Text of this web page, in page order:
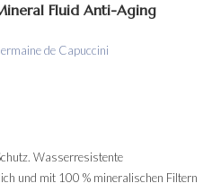
Fluid Anti-Aging
de Capuccini
Wasserresistente
und mit 100 % mineralischen Filtern